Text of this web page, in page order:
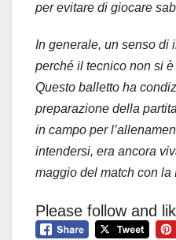
per evitare di giocare
In generale, un senso di
perché il tecnico non si
Questo balletto ha
preparazione della
in campo per
intendersi, era ancora
maggio del match con la
Please follow and